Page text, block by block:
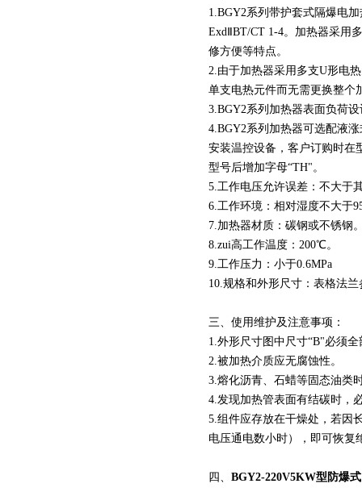
1.BGY2系列带护套式隔爆电
ExdⅡBT/CT 1-4。加热器采用
修方便等特点。
2.由于加热器采用多支U形电
单支电热元件而无需更换整个
3.BGY2系列加热器表面负荷
4.BGY2系列加热器可选配液
安装温控设备，客户订购时在
型号后增加字母“TH"。
5.工作电压允许误差：不大于
6.工作环境：相对湿度不大于
7.加热器材质：碳钢或不锈钢
8.zui高工作温度：200℃。
9.工作压力：小于0.6MPa
10.规格和外形尺寸：表格法
三、使用维护及注意事项：
1.外形尺寸图中尺寸“B"必须
2.被加热介质应无腐蚀性。
3.熔化沥青、石蜡等固态油类
4.发现加热管表面有结碳时，
5.组件应存放在干燥处，若因
电压通电数小时），即可恢复
四、 BGY2-220V5KW型防爆